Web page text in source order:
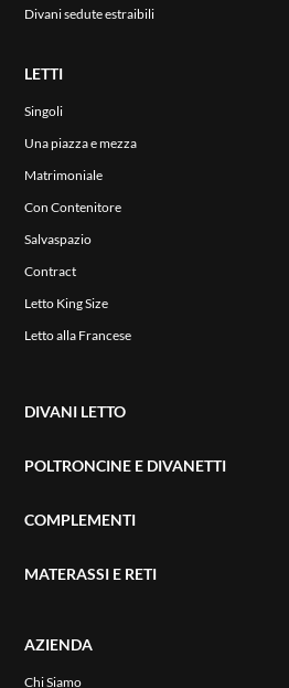
Divani sedute estraibili
LETTI
Singoli
Una piazza e mezza
Matrimoniale
Con Contenitore
Salvaspazio
Contract
Letto King Size
Letto alla Francese
DIVANI LETTO
POLTRONCINE E DIVANETTI
COMPLEMENTI
MATERASSI E RETI
AZIENDA
Chi Siamo